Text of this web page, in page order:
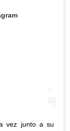
vez junto a su